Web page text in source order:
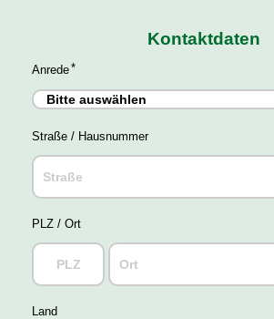
Kontaktdaten
Anrede
Straße / Hausnummer
PLZ / Ort
Land